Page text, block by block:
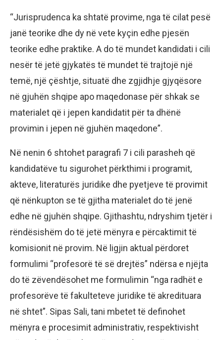
“Jurisprudenca ka shtatë provime, nga të cilat pesë
janë teorike dhe dy në vete kyçin edhe pjesën
teorike edhe praktike. A do të mundet kandidati i cili
nesër të jetë gjykatës të mundet të trajtojë një
temë, një çështje, situatë dhe zgjidhje gjyqësore
në gjuhën shqipe apo maqedonase për shkak se
materialet që i jepen kandidatit për ta dhënë
provimin i jepen në gjuhën maqedone”.
Në nenin 6 shtohet paragrafi 7 i cili parasheh që
kandidatëve tu sigurohet përkthimi i programit,
akteve, literaturës juridike dhe pyetjeve të provimit
që nënkupton se të gjitha materialet do të jenë
edhe në gjuhën shqipe. Gjithashtu, ndryshim tjetër i
rëndësishëm do të jetë mënyra e përcaktimit të
komisionit në provim. Në ligjin aktual përdoret
formulimi “profesorë të së drejtës” ndërsa e njëjta
do të zëvendësohet me formulimin “nga radhët e
profesorëve të fakulteteve juridike të akredituara
në shtet”. Sipas Sali, tani mbetet të definohet
mënyra e procesimit administrativ, respektivisht